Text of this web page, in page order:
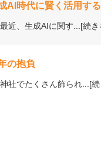
AI時代に賢く活用す
近、生成AIに関す...[続き
の抱負
社でたくさん飾られ...[続